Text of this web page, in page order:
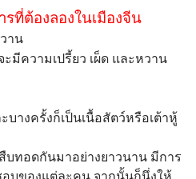
ที่ต้องลองในเมืองจีน
าน
มีความเปรี้ยว เผ็ด และหวาน
างครั้งก็เป็นเนื้อสัตว์หรือเต้าหู้
บทอดกันมาอย่างยาวนาน มีการ
บของแต่ละคน จากนั้นก็นึ่งให้